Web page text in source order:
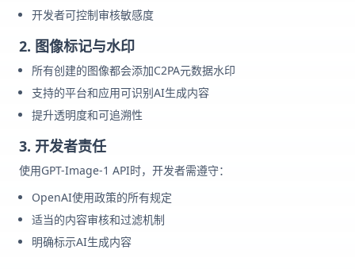
开发者可控制审核敏感度
2. 图像标记与水印
所有创建的图像都会添加C2PA元数据水印
支持的平台和应用可识别AI生成内容
提升透明度和可追溯性
3. 开发者责任
使用GPT-Image-1 API时，开发者需遵守：
OpenAI使用政策的所有规定
适当的内容审核和过滤机制
明确标示AI生成内容